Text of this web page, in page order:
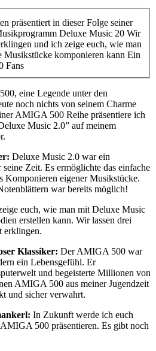
präsentiert in dieser Folge seiner
Deluxe Music 20 Wir
und ich zeige euch, wie man
Musikstücke komponieren kann Ein
Fans
eine Legende unter den
noch nichts von seinem Charme
AMIGA 500 Reihe präsentiere ich
Music 2.0” auf meinem
Deluxe Music 2.0 war ein
Zeit. Es ermöglichte das einfache
Komponieren eigener Musikstücke.
war bereits möglich!
euch, wie man mit Deluxe Music
erstellen kann. Wir lassen drei
erklingen.
Klassiker: Der AMIGA 500 war
ein Lebensgefühl. Er
und begeisterte Millionen von
AMIGA 500 aus meiner Jugendzeit
und sicher verwahrt.
In Zukunft werde ich euch
500 präsentieren. Es gibt noch